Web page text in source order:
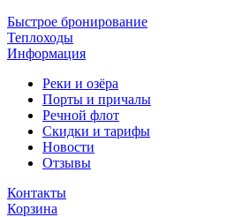
Быстрое бронирование
Теплоходы
Информация
Реки и озёра
Порты и причалы
Речной флот
Скидки и тарифы
Новости
Отзывы
Контакты
Корзина